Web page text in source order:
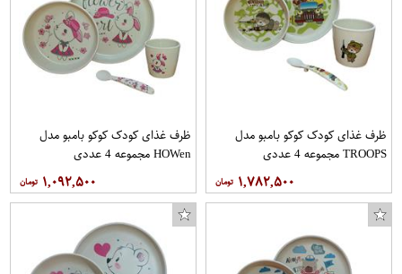
ظرف غذای کودک کوکو بامبو مدل
TROOPS مجموعه 4 عددی
۱,۷۸۲,۵۰۰
ظرف غذای کودک کوکو بامبو مدل
HOWen مجموعه 4 عددی
۱,۰۹۲,۵۰۰